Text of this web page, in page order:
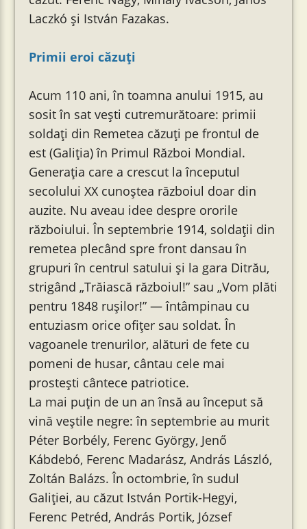
Laczkó și István Fazakas.
Primii eroi căzuți
Acum 110 ani, în toamna anului 1915, au
sosit în sat vești cutremurătoare: primii
soldați din Remetea căzuți pe frontul de
est (Galiția) în Primul Război Mondial.
Generația care a crescut la începutul
secolului XX cunoștea războiul doar din
auzite. Nu aveau idee despre ororile
războiului. În septembrie 1914, soldații din
remetea plecând spre front dansau în
grupuri în centrul satului și la gara Ditrău,
strigând „Trăiască războiul!” sau „Vom plăti
pentru 1848 rușilor!” — întâmpinau cu
entuziasm orice ofițer sau soldat. În
vagoanele trenurilor, alături de fete cu
pomeni de husar, cântau cele mai
prostești cântece patriotice.
La mai puțin de un an însă au început să
vină veștile negre: în septembrie au murit
Péter Borbély, Ferenc György, Jenő
Kábdebó, Ferenc Madarász, András László,
Zoltán Balázs. În octombrie, în sudul
Galiției, au căzut István Portik-Hegyi,
Ferenc Petréd, András Portik, József